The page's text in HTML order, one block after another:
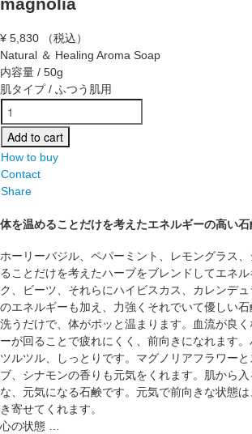
¥ 5,830
（税込）
Natural ＆ Healing Aroma Soap
内容量 / 50g
肌タイプ / ふつう肌用
How to buy
Contact
Share
体を温めることだけを考えたエネルギーの高い石
ホーリーバジル、ペパーミント、レモングラス
ることだけを考えたハーブをブレンドしてエネ
ク、ビーツ、それらにハイビスカス、カレンデ
のエネルギーも加え、力強くそれでいて優しい
洗うだけで、体がポッと温まります。血流が良
ーが回ることで疲れにくく、前向きになれます
ツルツル、しっとりです。マグノリアフラワー
ブ、シナモンの香りも元気をくれます。肌から
な、元気になる石鹸です。元気で前向きな状態は
き寄せてくれます。
心の状態 …